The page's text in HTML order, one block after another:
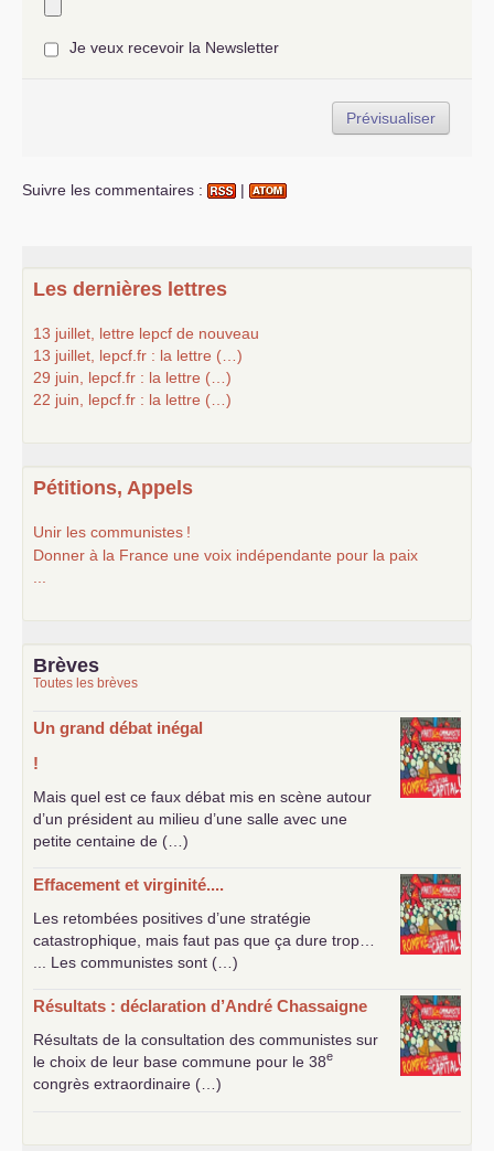
Je veux recevoir la Newsletter
Suivre les commentaires : |
Les dernières lettres
13 juillet, lettre lepcf de nouveau
13 juillet, lepcf.fr : la lettre (…)
29 juin, lepcf.fr : la lettre (…)
22 juin, lepcf.fr : la lettre (…)
Pétitions, Appels
Unir les communistes !
Donner à la France une voix indépendante pour la paix
Brèves
Toutes les brèves
Un grand débat inégal
!
Mais quel est ce faux débat mis en scène autour
d’un président au milieu d’une salle avec une
petite centaine de (…)
Effacement et virginité....
Les retombées positives d’une stratégie
catastrophique, mais faut pas que ça dure trop…
... Les communistes sont (…)
Résultats : déclaration d’André Chassaigne
Résultats de la consultation des communistes sur
le choix de leur base commune pour le 38e
congrès extraordinaire (…)